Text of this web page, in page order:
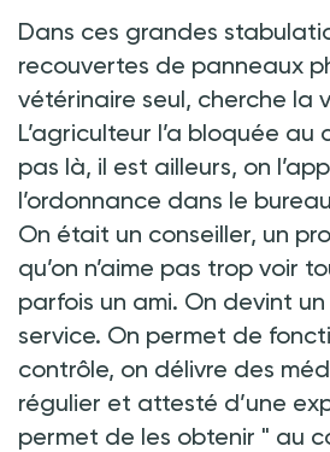
Dans ces grandes
recouvertes de panneaux
vétérinaire seul, cherche la
L’agriculteur l’a bloquée au
pas là, il est ailleurs, on
l’ordonnance dans le
On était un conseiller, un
qu’on n’aime pas trop voir
parfois un ami. On devint
service. On permet de
contrôle, on délivre des
régulier et attesté d’une
permet de les obtenir " au